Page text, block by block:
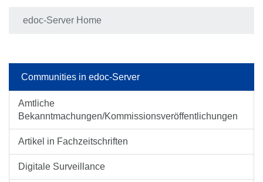
edoc-Server Home
Communities in edoc-Server
Amtliche
Bekanntmachungen/Kommissionsveröffentlichungen
Artikel in Fachzeitschriften
Digitale Surveillance